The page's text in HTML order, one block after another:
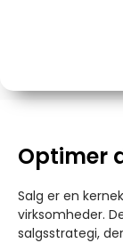
Optimer
Salg er en
virksomheder.
salgsstrategi,